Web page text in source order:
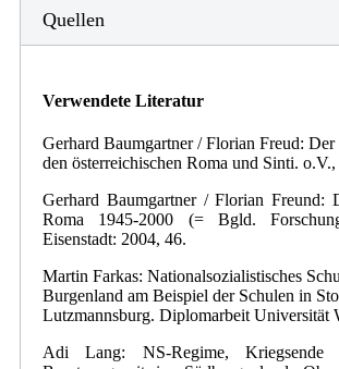
Quellen
Verwendete Literatur
Gerhard Baumgartner / Florian Freud: Der
den österreichischen Roma und Sinti.
Gerhard Baumgartner / Florian Freund:
Roma 1945-2000 (= Bgld.
Eisenstadt: 2004, 46.
Martin Farkas: Nationalsozialistisches
Burgenland am Beispiel der Schulen in
Lutzmannsburg. Diplomarbeit Universität
Adi Lang: NS-Regime, Kriegsende